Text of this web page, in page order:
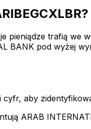
pieniądze trafią we
BANK pod wyżej
cyfr, aby
ARAB